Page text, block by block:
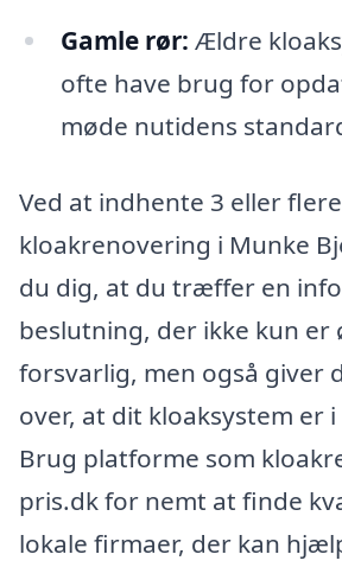
Gamle rør: Ældre
ofte have brug for
møde nutidens
Ved at indhente 3 eller
kloakrenovering i Munke
du dig, at du træffer en
beslutning, der ikke kun er
forsvarlig, men også giver
over, at dit kloaksystem er
Brug platforme som
pris.dk for nemt at finde
lokale firmaer, der kan